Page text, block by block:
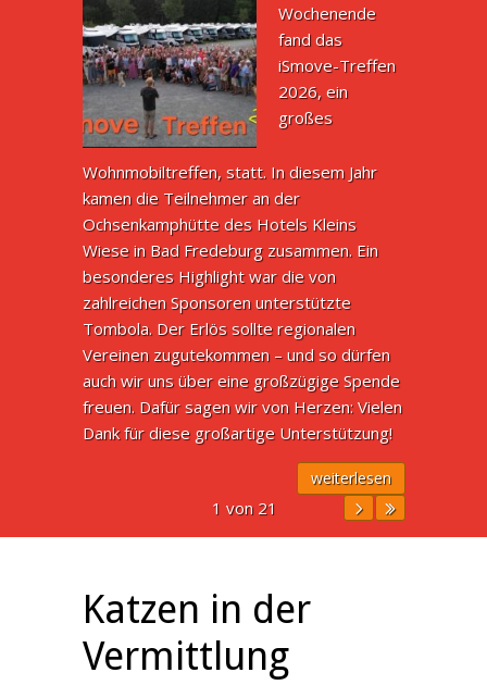
Wochenende
fand das
iSmove-Treffen
2026, ein
großes
Wohnmobiltreffen, statt. In diesem Jahr
kamen die Teilnehmer an der
Ochsenkamphütte des Hotels Kleins
Wiese in Bad Fredeburg zusammen. Ein
besonderes Highlight war die von
zahlreichen Sponsoren unterstützte
Tombola. Der Erlös sollte regionalen
Vereinen zugutekommen – und so dürfen
auch wir uns über eine großzügige Spende
freuen. Dafür sagen wir von Herzen: Vielen
Dank für diese großartige Unterstützung!
weiterlesen
1 von 21
Katzen in der
Vermittlung